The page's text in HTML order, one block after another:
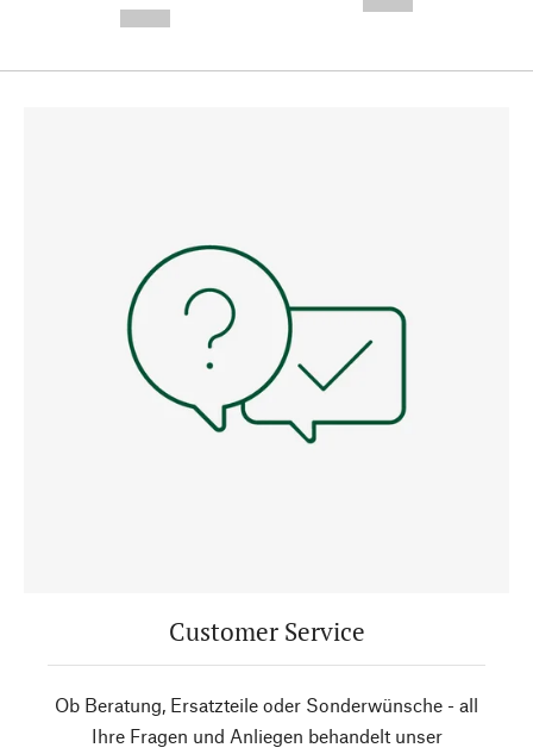
Customer Service
Ob Beratung, Ersatzteile oder Sonderwünsche - all
Ihre Fragen und Anliegen behandelt unser